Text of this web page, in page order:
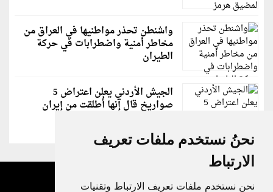
نحنُ نستخدم ملفات تعريف
الارتباط
نحن نستخدم ملفات تعريف الارتباط وتقنيات
واشنطن تحذر مواطنيها في العراق من
مخاطر أمنية واضطرابات في حركة
الطيران
الجيش الأردني يعلن اعتراض 5
صواريخ قال إنها أُطلقت من إيران